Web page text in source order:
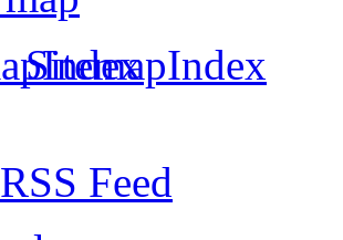
SitemapIndex
RSS Feed